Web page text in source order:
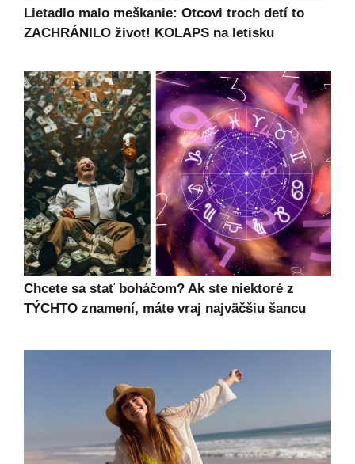
Lietadlo malo meškanie: Otcovi troch detí to
ZACHRÁNILO život! KOLAPS na letisku
Chcete sa stať boháčom? Ak ste niektoré z
TÝCHTO znamení, máte vraj najväčšiu šancu